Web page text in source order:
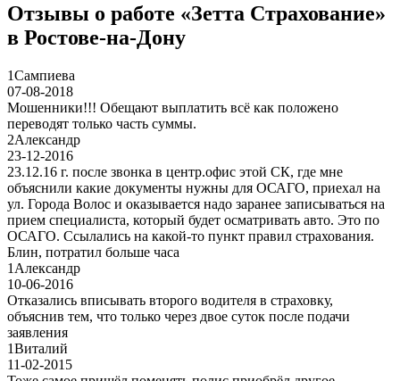
Отзывы о работе «Зетта Страхование»
в Ростове-на-Дону
1Сампиева
07-08-2018
Мошенники!!! Обещают выплатить всё как положено
переводят только часть суммы.
2Александр
23-12-2016
23.12.16 г. после звонка в центр.офис этой СК, где мне
объяснили какие документы нужны для ОСАГО, приехал на
ул. Города Волос и оказывается надо заранее записываться на
прием специалиста, который будет осматривать авто. Это по
ОСАГО. Ссылались на какой-то пункт правил страхования.
Блин, потратил больше часа
1 Александр
10-06-2016
Отказались вписывать второго водителя в страховку,
объяснив тем, что только через двое суток после подачи
заявления
1Виталий
11-02-2015